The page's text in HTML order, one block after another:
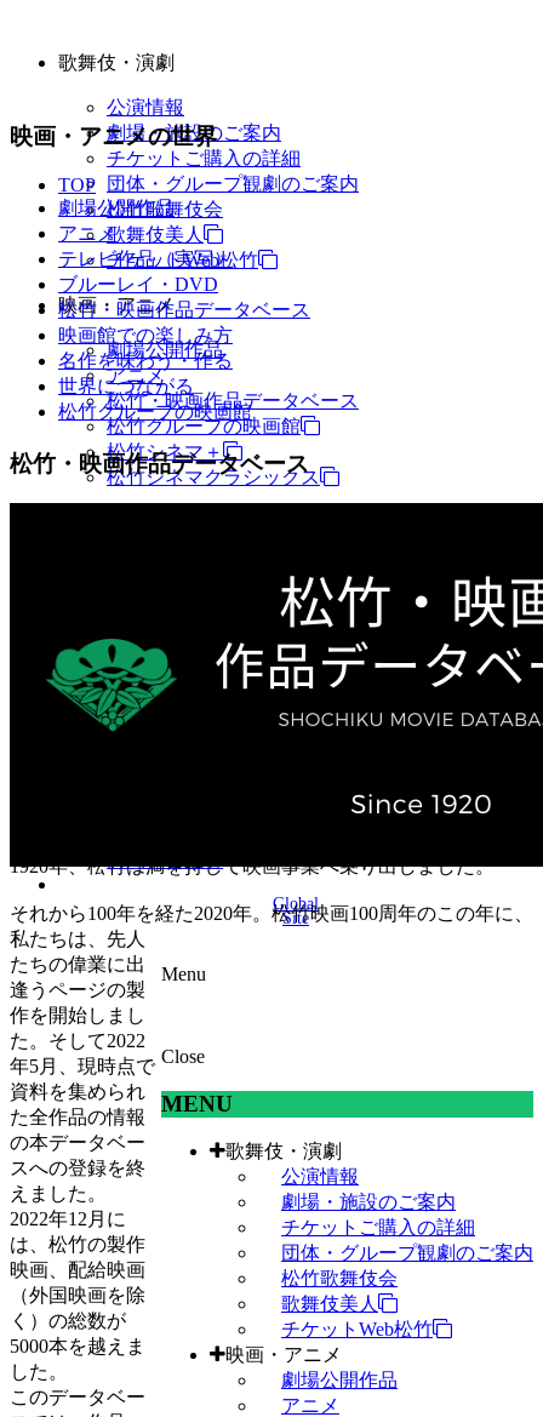
歌舞伎・演劇
公演情報
劇場・施設のご案内
チケットご購入の詳細
団体・グループ観劇のご案内
松竹歌舞伎会
歌舞伎美人
チケットWeb松竹
映画・アニメ
劇場公開作品
アニメ
松竹・映画作品データベース
松竹グループの映画館
松竹シネマ＋
松竹シネマクラシックス
松竹ストア（通販サイト）
ゲーム事業（English）
企業情報
会社案内
Global
Site
Menu
Close
MENU
歌舞伎・演劇
公演情報
劇場・施設のご案内
チケットご購入の詳細
団体・グループ観劇のご案内
松竹歌舞伎会
歌舞伎美人
チケットWeb松竹
映画・アニメ
劇場公開作品
アニメ
映画・アニメの世界
TOP
劇場公開作品
アニメ
テレビ作品（実写）
ブルーレイ・DVD
松竹・映画作品データベース
映画館での楽しみ方
名作を味わう・作る
世界につながる
松竹グループの映画館
松竹・映画作品データベース
1920年、松竹は満を持して映画事業へ乗り出しました。
それから100年を経た2020年。松竹映画100周年のこの年に、
私たちは、先人
たちの偉業に出
逢うページの製
作を開始しまし
た。そして2022
年5月、現時点で
資料を集められ
た全作品の情報
の本データベー
スへの登録を終
えました。
2022年12月に
は、松竹の製作
映画、配給映画
（外国映画を除
く）の総数が
5000本を越えま
した。
このデータベー